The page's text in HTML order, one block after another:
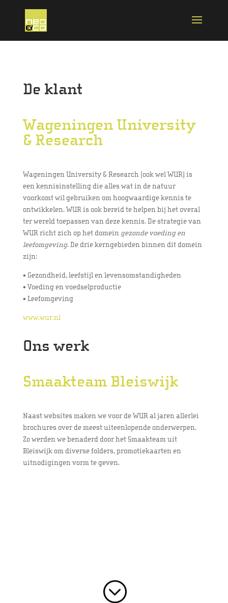
De klant
Wageningen University
& Research
Wageningen University & Research (ook wel WUR) is
een kennisinstelling die alles wat in de natuur
voorkomt wil gebruiken om hoogwaardige kennis te
ontwikkelen. WUR is ook bereid te helpen bij het overal
ter wereld toepassen van deze kennis. De strategie van
WUR richt zich op het domein gezonde voeding en
leefomgeving. De drie kerngebieden binnen dit domein
zijn:
• Gezondheid, leefstijl en levensomstandigheden
• Voeding en voedselproductie
• Leefomgeving
www.wur.nl
Ons werk
Smaakteam Bleiswijk
Naast websites maken we voor de WUR al jaren allerlei
brochures over de meest uiteenlopende onderwerpen.
Zo werden we benaderd door het Smaakteam uit
Bleiswijk om diverse folders, promotiekaarten en
uitnodigingen vorm te geven.
;